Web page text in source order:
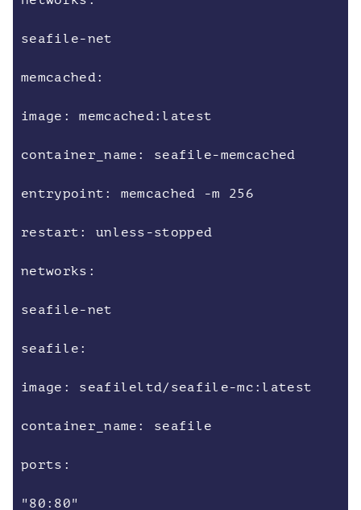
seafile-net
memcached:
image: memcached:latest
container_name: seafile-memcached
entrypoint: memcached -m 256
restart: unless-stopped
networks:
seafile-net
seafile:
image: seafileltd/seafile-mc:latest
container_name: seafile
ports:
"80:80"